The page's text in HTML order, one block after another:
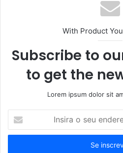
With Product
Subscribe to
to get the
Lorem ipsum dolor sit
seu